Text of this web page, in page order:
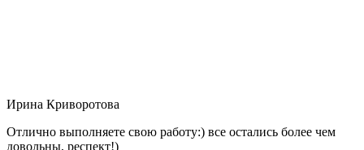
Ирина Криворотова
Отлично выполняете свою работу:) все остались более чем
довольны, респект!)